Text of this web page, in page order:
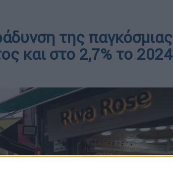
της παγκόσμιας
και στο 2,7% το 2024